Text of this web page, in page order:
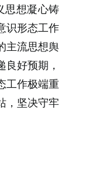
思想凝心铸
识形态工作
主流思想舆
好预期，
工作极端重
，坚决守牢